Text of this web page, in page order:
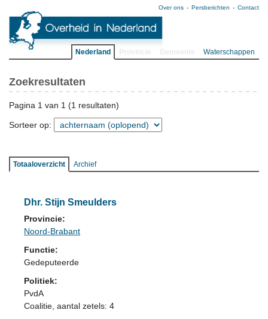
Over ons Persberichten Contact
Nederland Waterschappen
Zoekresultaten
Pagina 1 van 1 (1 resultaten)
Sorteer op:
Totaaloverzicht Archief
Dhr. Stijn Smeulders
Provincie:
Noord-Brabant
Functie:
Gedeputeerde
Politiek:
PvdA
Coalitie , aantal zetels: 4